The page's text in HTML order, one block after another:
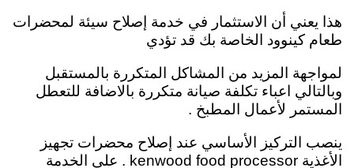
هذا يعني أن الاستثمار في خدمة إصلاح سيئة لمحضرات
طعام كينوود الخاصة بك قد تؤدي
لمواجهة المزيد من المشاكل المتكررة بالمستقبل
وبالتالي اعباء تكلفة صيانة متكررة بالاضافة للتعطل
المستمر لأعمال المطبخ .
ينصب التركيز الأساسي عند إصلاح محضرات تجهيز
الأغذية kenwood food processor . على الخدمة